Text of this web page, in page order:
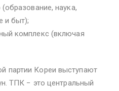
(образование, наука,
и быт);
комплекс (включая
партии Кореи выступают
ТПК − это центральный